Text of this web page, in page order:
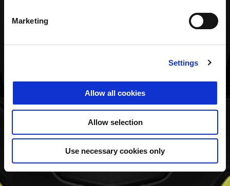
Marketing
Settings
Allow all cookies
Allow selection
Use necessary cookies only